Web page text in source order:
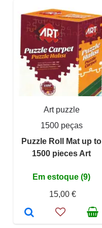
Art puzzle
1500 peças
Puzzle Roll Mat up to
1500 pieces Art
Em estoque (9)
15,00 €